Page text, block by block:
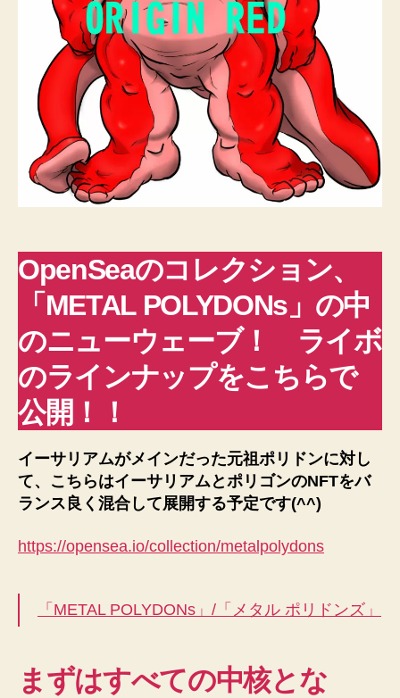
OpenSeaのコレクション、
「METAL POLYDONs」の中
のニューウェーブ！ ライボ
のラインナップをこちらで
公開！！
イーサリアムがメインだった元祖ポリドンに対し
て、こちらはイーサリアムとポリゴンのNFTをバ
ランス良く混合して展開する予定です(^^)
https://opensea.io/collection/metalpolydons
「METAL POLYDONs」/「メタル ポリドンズ」
まずはすべての中核とな